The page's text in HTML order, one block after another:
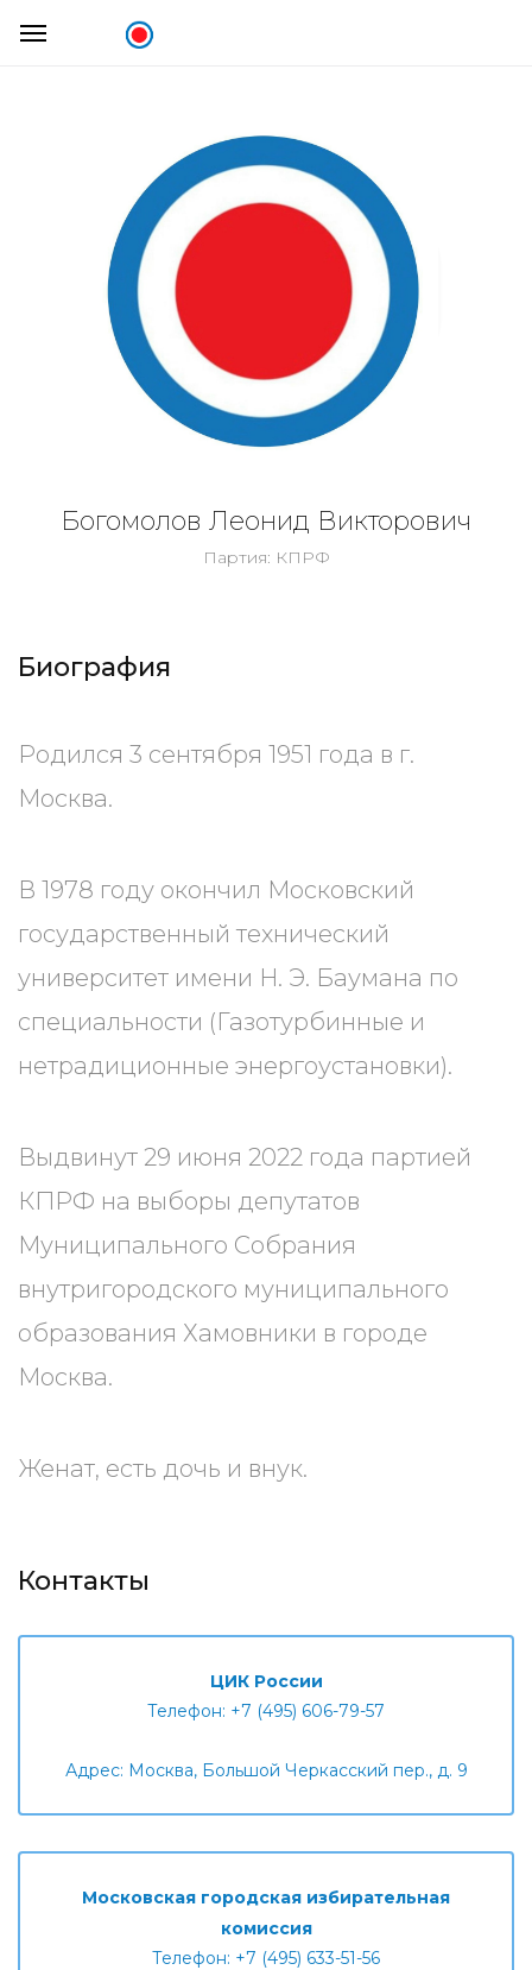
Богомолов Леонид Викторович
Партия: КПРФ
Биография
Родился 3 сентября 1951 года в г.
Москва.
В 1978 году окончил Московский
государственный технический
университет имени Н. Э. Баумана по
специальности (Газотурбинные и
нетрадиционные энергоустановки).
Выдвинут 29 июня 2022 года партией
КПРФ на выборы депутатов
Муниципального Собрания
внутригородского муниципального
образования Хамовники в городе
Москва.
Женат, есть дочь и внук.
Контакты
ЦИК России
Телефон: +7 (495) 606-79-57
Адрес: Москва, Большой Черкасский пер., д. 9
Московская городская избирательная
комиссия
Телефон: +7 (495) 633-51-56